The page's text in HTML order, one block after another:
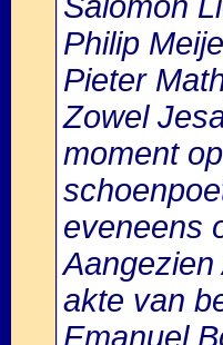
Philip
Pieter
Zowel
moment
eveneens
akte van
Emanuel